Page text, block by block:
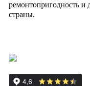
ремонтопригодность и
страны.